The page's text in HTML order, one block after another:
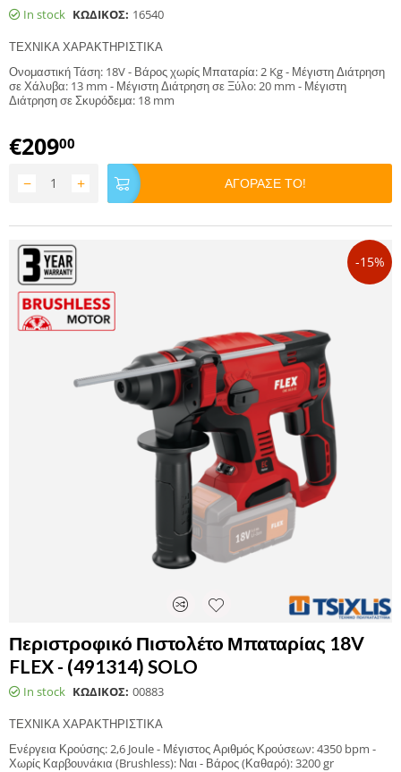
In stock ΚΩΔΙΚΟΣ: 16540
ΤΕΧΝΙΚΑ ΧΑΡΑΚΤΗΡΙΣΤΙΚΑ
Ονομαστική Τάση: 18V - Βάρος χωρίς Μπαταρία: 2 Kg - Μέγιστη Διάτρηση
σε Χάλυβα: 13 mm - Μέγιστη Διάτρηση σε Ξύλο: 20 mm - Μέγιστη
Διάτρηση σε Σκυρόδεμα: 18 mm
€20900
+
− ΑΓΟΡΑΣΕ ΤΟ!
-15%
Περιστροφικό Πιστολέτο Μπαταρίας 18V
FLEX - (491314) SOLO
In stock ΚΩΔΙΚΟΣ: 00883
ΤΕΧΝΙΚΑ ΧΑΡΑΚΤΗΡΙΣΤΙΚΑ
Ενέργεια Κρούσης: 2,6 Joule - Μέγιστος Αριθμός Κρούσεων: 4350 bpm -
Χωρίς Καρβουνάκια (Brushless): Ναι - Βάρος (Καθαρό): 3200 gr